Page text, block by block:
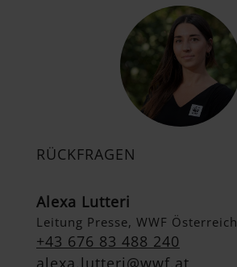
RÜCKFRAGEN
Alexa Lutteri
Leitung Presse, WWF Österreich
+43 676 83 488 240